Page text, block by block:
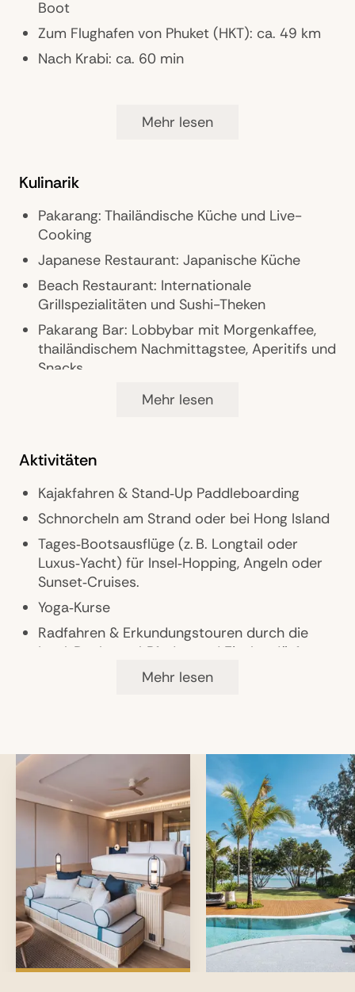
Boot
Zum Flughafen von Phuket (HKT): ca. 49 km
Nach Krabi: ca. 60 min
Pools: 2
Bars: 4
Zimmer: 148 Suiten, Poolvillen und
Penthäuser
Landeskategorie: 5 Sterne
Bio-Garten, private Bootsanlegestelle,
Familienpool mit Rutschen
Mehr lesen
Kulinarik
Pakarang: Thailändische Küche und Live-
Cooking
Japanese Restaurant: Japanische Küche
Beach Restaurant: Internationale
Grillspezialitäten und Sushi-Theken
Pakarang Bar: Lobbybar mit Morgenkaffee,
thailändischem Nachmittagstee, Aperitifs und
Snacks
Beach Bar: Champagner, Weine, Drinks und
und thailändischer Küche sowie Smoothies
Family Bar: Poolbar mit Milchshakes,
Eisspezialitäten und frischen Säften
Private Dining-Erlebnisse, z.B. Sandbank-
Picknick oder Candlelight-Dinner
24h Zimmerservice
Thailändische Kochkurse
Wellness & Fitness
Überdachter Hydropool, marokkanischer
Hamam, Sauna, Dampfbad und
Erlebnisduschen
Wellness-Villen für Yoga-Sitzungen,
Meditation und Behandlungen
Modern ausgestattetes Fitnesscenter mit
Yoga-Studio
Gruppen- und Privat-Yoga-Kurse
Volleyball, Fußball
Nicht-motorisierter Wassersport (SUP, Kajak)
Mehr lesen
Aktivitäten
Kajakfahren & Stand‑Up Paddleboarding
Schnorcheln am Strand oder bei Hong Island
Tages‑Bootsausflüge (z. B. Longtail oder
Luxus‑Yacht) für Insel‑Hopping, Angeln oder
Sunset‑Cruises.
Yoga‑Kurse
Radfahren & Erkundungstouren durch die
Insel, Dschungel‑Pfaden und Fischerdörfer
Koch‑ & Kultur‑Erlebnisse wie „Spice
und Aktivitäten
Mehr lesen